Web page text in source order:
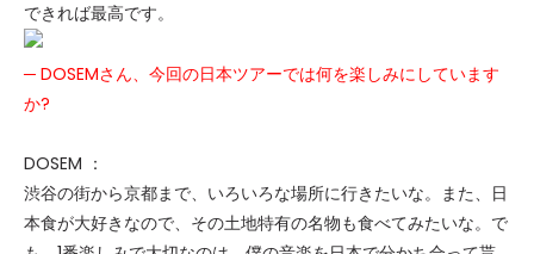
できれば最高です。
─ DOSEMさん、今回の日本ツアーでは何を楽しみにしています
か?
DOSEM ：
渋谷の街から京都まで、いろいろな場所に行きたいな。また、日
本食が大好きなので、その土地特有の名物も食べてみたいな。で